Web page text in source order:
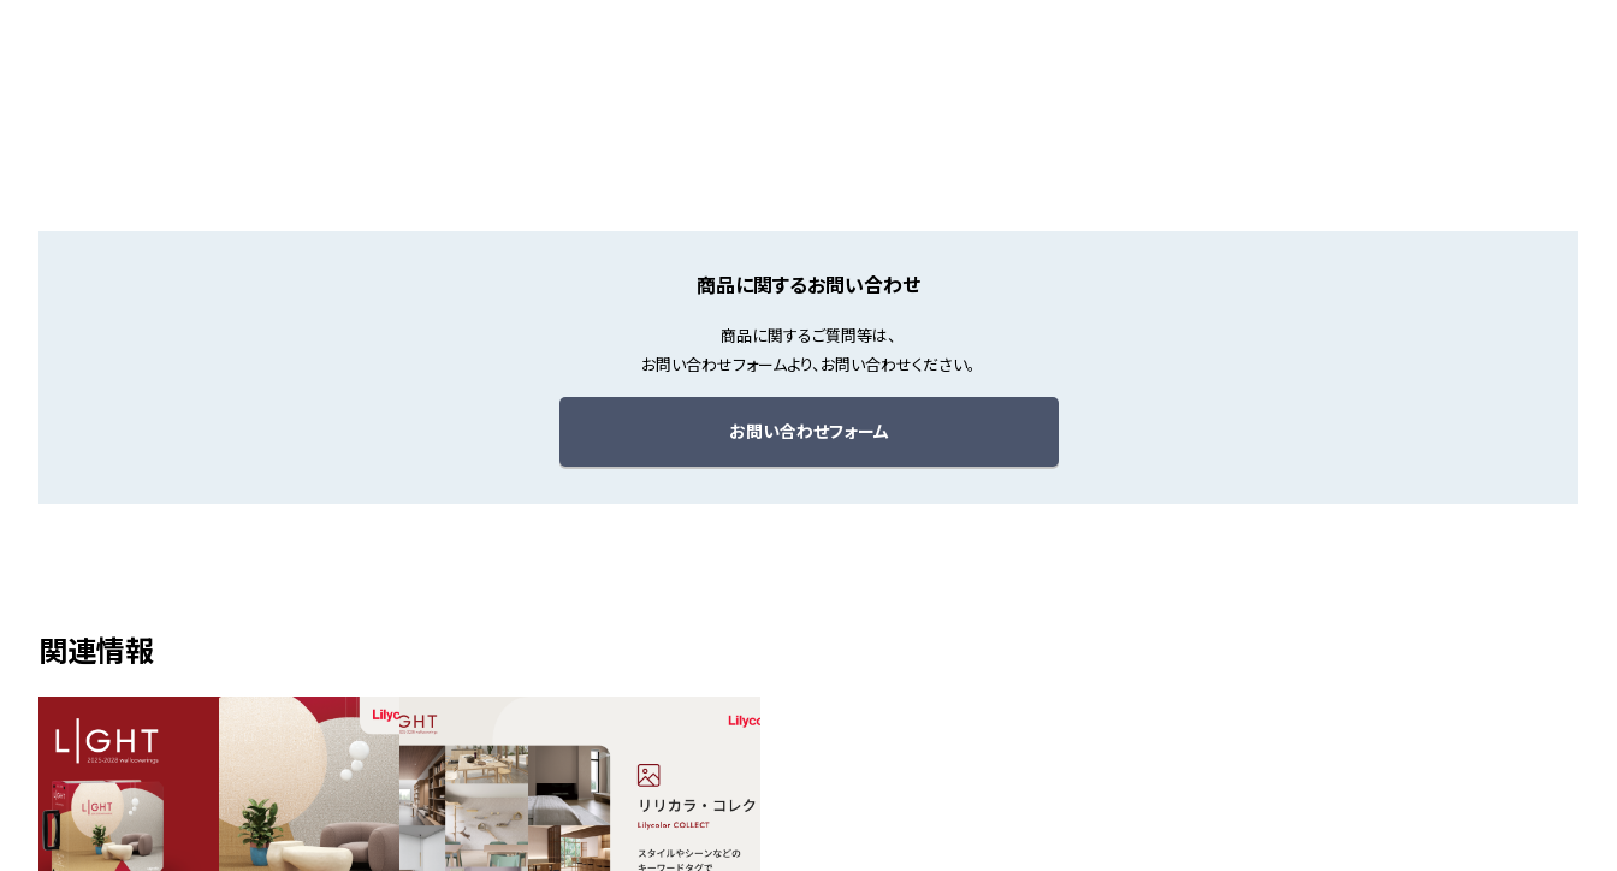
商品に関するお問い合わせ
商品に関するご質問等は、
お問い合わせフォームより、お問い合わせください。
お問い合わせフォーム
関連情報